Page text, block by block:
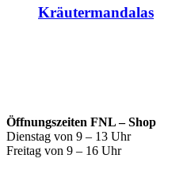
Kräutermandalas
Öffnungszeiten FNL – Shop
Dienstag von 9 – 13 Uhr
Freitag von 9 – 16 Uhr